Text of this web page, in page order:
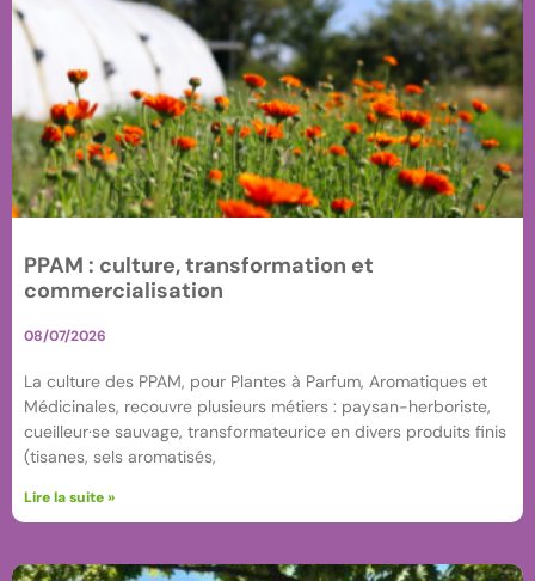
PPAM : culture, transformation et
commercialisation
08/07/2026
La culture des PPAM, pour Plantes à Parfum, Aromatiques et
Médicinales, recouvre plusieurs métiers : paysan-herboriste,
cueilleur·se sauvage, transformateurice en divers produits finis
(tisanes, sels aromatisés,
Lire la suite »